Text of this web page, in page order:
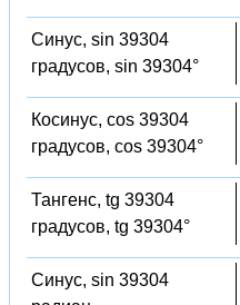
Синус, sin 39304
градусов, sin 39304°
Косинус, cos 39304
градусов, cos 39304°
Тангенс, tg 39304
градусов, tg 39304°
Синус, sin 39304